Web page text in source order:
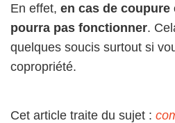
En effet, en cas de
pourra pas fonctionner.
quelques soucis surtout si
copropriété.
Cet article traite du sujet :